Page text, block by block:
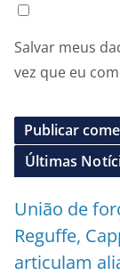
Salvar meus
vez que eu
Últimas
União de
Reguffe,
articulam